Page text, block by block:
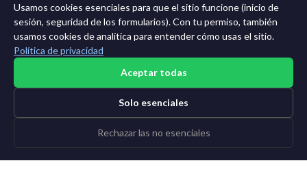
← Panel|Todas las entidades |Análisis de 11 años →
Usamos cookies esenciales para que el sitio funcione (inicio de
sesión, seguridad de los formularios). Con tu permiso, también
usamos cookies de analítica para entender cómo usas el sitio.
Política de privacidad
Aceptar todas
Solo esenciales
Rechazar las no esenciales